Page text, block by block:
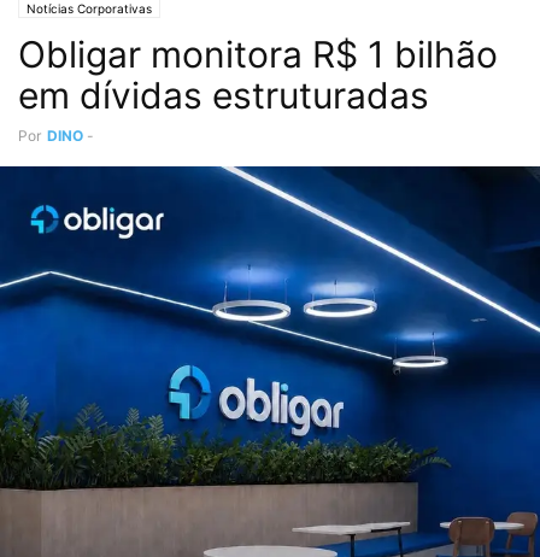
Notícias Corporativas
Obligar monitora R$ 1 bilhão
em dívidas estruturadas
Por DINO -